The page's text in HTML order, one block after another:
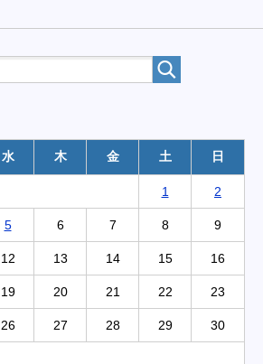
水 木 金 土 日
1 2
5 6 7 8 9
12 13 14 15 16
19 20 21 22 23
26 27 28 29 30